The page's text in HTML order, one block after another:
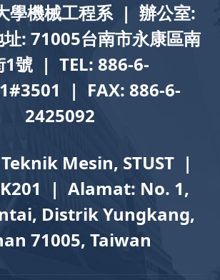
學機械工程系 | 辦公室:
: 71005台南市永康區南
1號 | TEL: 886-6-
| FAX: 886-6-
2425092
Mesin, STUST |
| Alamat: No. 1,
Distrik Yungkang,
71005, Taiwan